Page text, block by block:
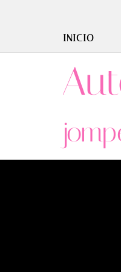
INICIO